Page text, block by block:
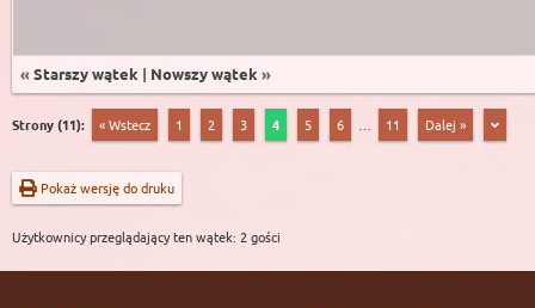
« Starszy wątek | Nowszy wątek »
Strony (11): « Wstecz 1 2 3 4 5 6 11 Dalej »
Pokaż wersję do druku
Użytkownicy przeglądający ten wątek: 2 gości